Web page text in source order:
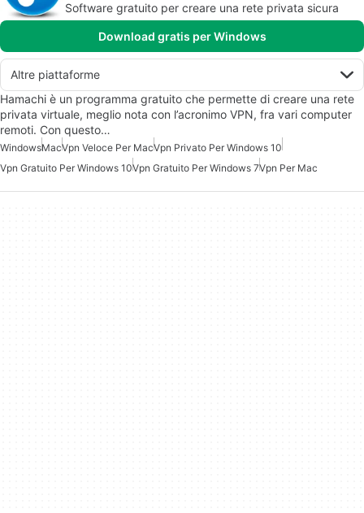
Software gratuito per creare una rete privata sicura
Download gratis per Windows
Altre piattaforme
Hamachi è un programma gratuito che permette di creare una rete
privata virtuale, meglio nota con l’acronimo VPN, fra vari computer
remoti. Con questo…
WindowsMacVpn Veloce Per MacVpn Privato Per Windows 10
Vpn Gratuito Per Windows 10Vpn Gratuito Per Windows 7Vpn Per Mac